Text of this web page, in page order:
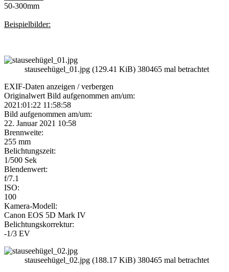
50-300mm
Beispielbilder:
stauseehügel_01.jpg (129.41 KiB) 380465 mal betrachtet
EXIF-Daten anzeigen / verbergen
Originalwert Bild aufgenommen am/um:
2021:01:22 11:58:58
Bild aufgenommen am/um:
22. Januar 2021 10:58
Brennweite:
255 mm
Belichtungszeit:
1/500 Sek
Blendenwert:
f/7.1
ISO:
100
Kamera-Modell:
Canon EOS 5D Mark IV
Belichtungskorrektur:
-1/3 EV
stauseehügel_02.jpg (188.17 KiB) 380465 mal betrachtet